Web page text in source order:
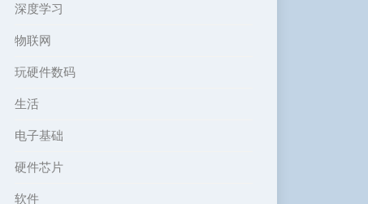
深度学习
物联网
玩硬件数码
生活
电子基础
硬件芯片
软件